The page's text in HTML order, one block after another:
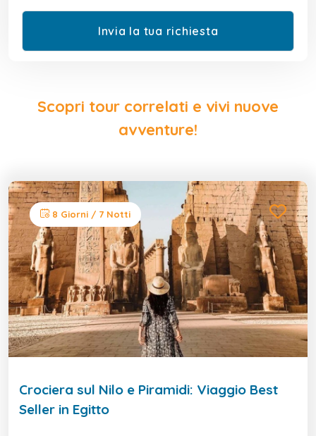
Scopri tour correlati e vivi nuove
avventure!
8 Giorni / 7 Notti
Crociera sul Nilo e Piramidi: Viaggio Best
Seller in Egitto